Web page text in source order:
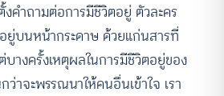
คำถามต่อการมีชีวิตอยู่ ตัวละคร
บนหน้ากระดาษ ด้วยแก่นสารที่
างครั้งเหตุผลในการมีชีวิตอยู่ของ
าจะพรรณนาให้คนอื่นเข้าใจ เรา